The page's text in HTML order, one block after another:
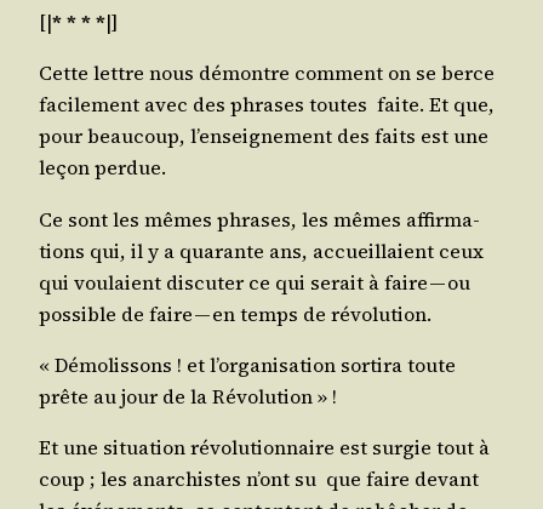
[|* * * *|]
Cette lettre nous démontre com­ment on se berce
faci­le­ment avec des phrases toutes faite. Et que,
pour beau­coup, l’enseignement des faits est une
leçon perdue.
Ce sont les mêmes phrases, les mêmes affir­ma­
tions qui, il y a qua­rante ans, accueillaient ceux
qui vou­laient dis­cu­ter ce qui serait à faire — ou
pos­sible de faire — en temps de révolution.
« Démo­lis­sons ! et l’organisation sor­ti­ra toute
prête au jour de la Révolution » !
Et une situa­tion révo­lu­tion­naire est sur­gie tout à
coup ; les anar­chistes n’ont su que faire devant